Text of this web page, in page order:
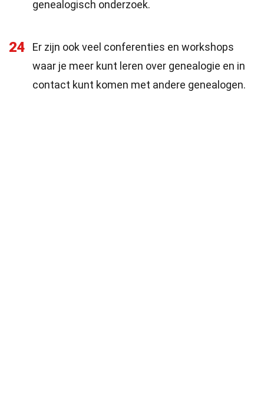
genealogisch onderzoek.
24
Er zijn ook veel conferenties en workshops
waar je meer kunt leren over genealogie en in
contact kunt komen met andere genealogen.